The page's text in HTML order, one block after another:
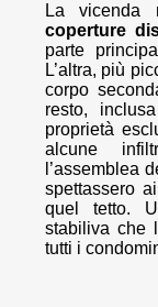
La vicenda
coperture
parte
L’altra, più
corpo
resto,
proprietà
alcune
l’assemblea
spettassero
quel tetto.
stabiliva che
tutti i